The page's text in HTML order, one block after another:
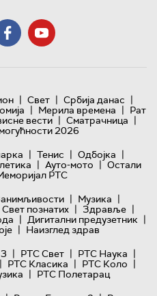
| Свет | Србија данас |
| Мерила времена | Рат
вести | Сматрачница |
2026
| Тенис | Одбојка |
| Ауто-мото | Остали
РТС
| Музика |
Свет познатих | Здравље |
| Дигитални предузетник |
| Наизглед здрав
| РТС Свет | РТС Наука |
| РТС Класика | РТС Коло |
| РТС Полетарац